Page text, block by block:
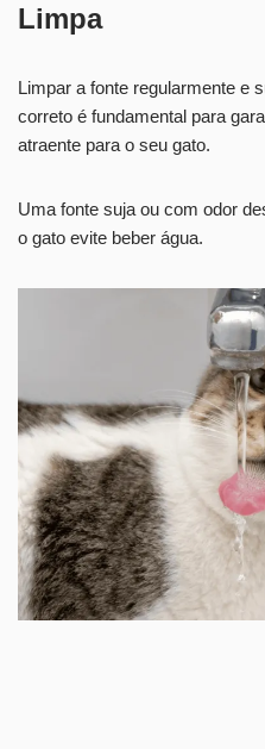
Limpa
Limpar a fonte regularmente e
correto é fundamental para
atraente para o seu gato.
Uma fonte suja ou com odor
o gato evite beber água.